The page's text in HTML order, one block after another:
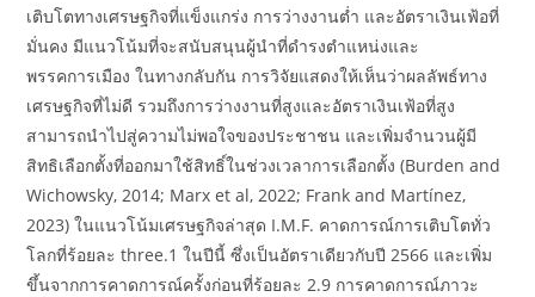
เติบโตทางเศรษฐกิจที่แข็งแกร่ง การว่างงานต่ำ และอัตราเงินเฟ้อที่
มั่นคง มีแนวโน้มที่จะสนับสนุนผู้นำที่ดำรงตำแหน่งและ
พรรคการเมือง ในทางกลับกัน การวิจัยแสดงให้เห็นว่าผลลัพธ์ทาง
เศรษฐกิจที่ไม่ดี รวมถึงการว่างงานที่สูงและอัตราเงินเฟ้อที่สูง
สามารถนำไปสู่ความไม่พอใจของประชาชน และเพิ่มจำนวนผู้มี
สิทธิเลือกตั้งที่ออกมาใช้สิทธิ์ในช่วงเวลาการเลือกตั้ง (Burden and
Wichowsky, 2014; Marx et al, 2022; Frank and Martínez,
2023) ในแนวโน้มเศรษฐกิจล่าสุด I.M.F. คาดการณ์การเติบโตทั่ว
โลกที่ร้อยละ three.1 ในปีนี้ ซึ่งเป็นอัตราเดียวกับปี 2566 และเพิ่ม
ขึ้นจากการคาดการณ์ครั้งก่อนที่ร้อยละ 2.9 การคาดการณ์ภาวะ